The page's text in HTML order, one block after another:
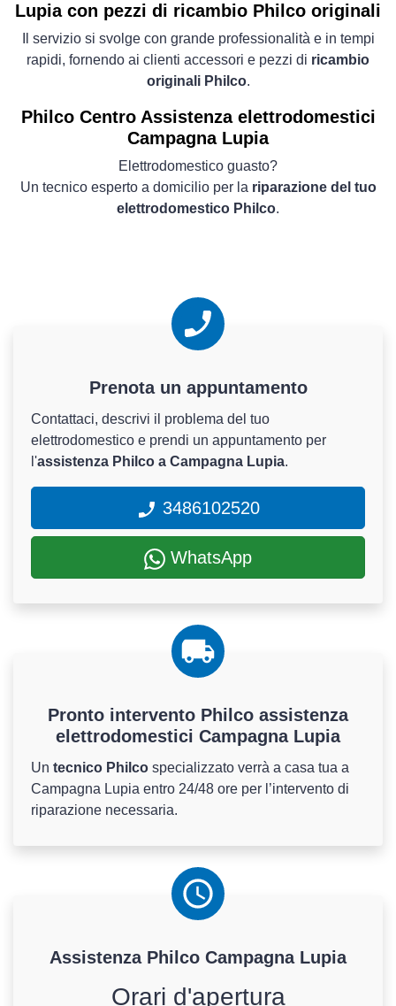
Lupia con pezzi di ricambio Philco originali
Il servizio si svolge con grande professionalità e in tempi
rapidi, fornendo ai clienti accessori e pezzi di ricambio
originali Philco.
Philco Centro Assistenza elettrodomestici
Campagna Lupia
Elettrodomestico guasto?
Un tecnico esperto a domicilio per la riparazione del tuo
elettrodomestico Philco.
Prenota un appuntamento
Contattaci, descrivi il problema del tuo
elettrodomestico e prendi un appuntamento per
l'assistenza Philco a Campagna Lupia.
3486102520
WhatsApp
Pronto intervento Philco assistenza
elettrodomestici Campagna Lupia
Un tecnico Philco specializzato verrà a casa tua a
Campagna Lupia entro 24/48 ore per l’intervento di
riparazione necessaria.
Assistenza Philco Campagna Lupia
Orari d'apertura